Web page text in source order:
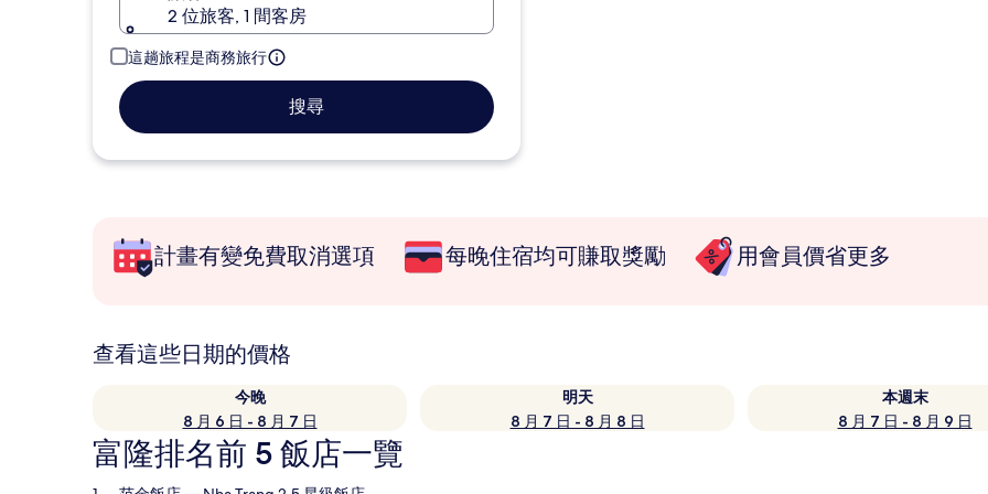
2 位旅客, 1 間客房
這趟旅程是商務旅行
搜尋
計畫有變免費取消選項 每晚住宿均可賺取獎勵 用會員價省更多
查看這些日期的價格
今晚
8 月 6 日 - 8 月 7 日
明天
8 月 7 日 - 8 月 8 日
本週末
8 月 7 日 - 8 月 9 日
富隆排名前 5 飯店一覽